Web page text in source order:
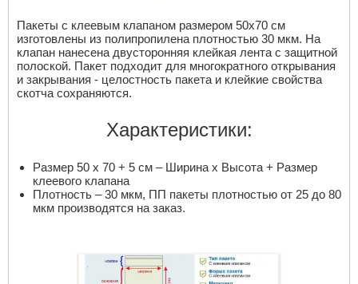
Пакеты с клеевым клапаном размером 50х70 см
изготовлены из полипропилена плотностью 30 мкм. На
клапан нанесена двусторонняя клейкая лента с защитной
полоской. Пакет подходит для многократного открывания
и закрывания - целостность пакета и клейкие свойства
скотча сохраняются.
Характеристики:
Размер 50 х 70 + 5 см – Ширина х Высота + Размер
клеевого клапана
Плотность – 30 мкм, ПП пакеты плотностью от 25 до 80
мкм производятся на заказ.